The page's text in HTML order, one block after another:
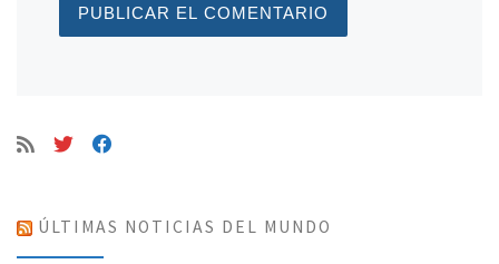
ÚLTIMAS NOTICIAS DEL MUNDO